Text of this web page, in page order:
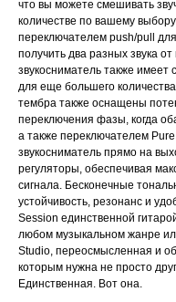
что вы можете смешивать
количестве по вашему
переключателем push/pull
получить два разных звука
звукосниматель также имеет
для еще большего
тембра также оснащены
переключения фазы, когда
а также переключателем
звукосниматель прямо на
регуляторы, обеспечивая
сигнала. Бесконечные
устойчивость, резонанс и
Session единственной
любом музыкальном жанре
Studio, переосмысленная и
которым нужна не просто
Единственная. Вот она.